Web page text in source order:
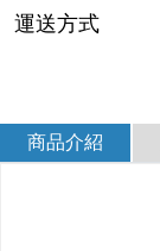
運送方式
商品介紹